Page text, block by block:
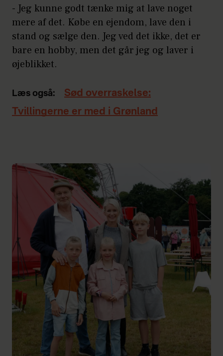
- Jeg kunne godt tænke mig at lave noget
mere af det. Købe en ejendom, lave den i
stand og sælge den. Jeg ved det ikke, det er
bare en hobby, men det går jeg og laver i
øjeblikket.
Læs også:
Sød overraskelse:
Tvillingerne er med i Grønland